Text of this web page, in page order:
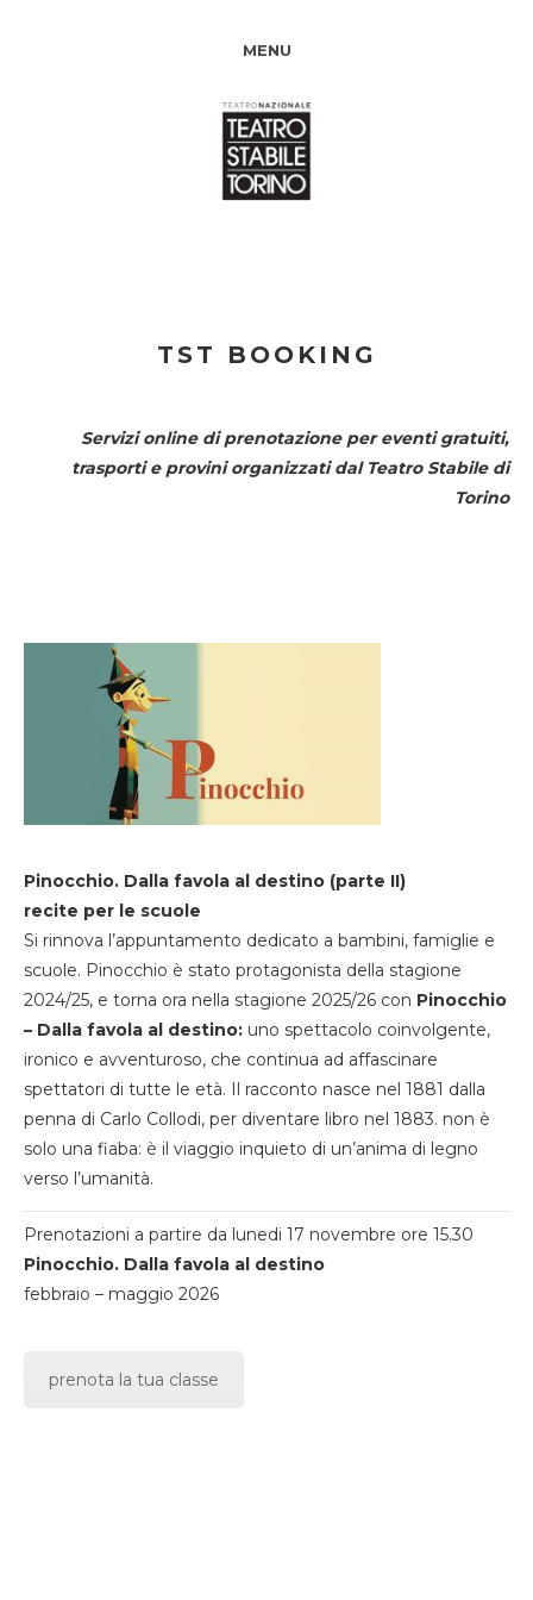
MENU
TST BOOKING
Servizi online di prenotazione per eventi gratuiti,
trasporti e provini organizzati dal Teatro Stabile di
Torino
Pinocchio. Dalla favola al destino (parte II)
recite per le scuole
Si rinnova l’appuntamento dedicato a bambini, famiglie e
scuole. Pinocchio è stato protagonista della stagione
2024/25, e torna ora nella stagione 2025/26 con Pinocchio
– Dalla favola al destino: uno spettacolo coinvolgente,
ironico e avventuroso, che continua ad affascinare
spettatori di tutte le età. Il racconto nasce nel 1881 dalla
penna di Carlo Collodi, per diventare libro nel 1883. non è
solo una fiaba: è il viaggio inquieto di un’anima di legno
verso l’umanità.
Prenotazioni a partire da lunedi 17 novembre ore 15.30
Pinocchio. Dalla favola al destino
febbraio – maggio 2026
prenota la tua classe